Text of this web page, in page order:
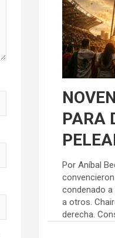
PARA
Por Aníbal
condenado
a otros.
derecha.